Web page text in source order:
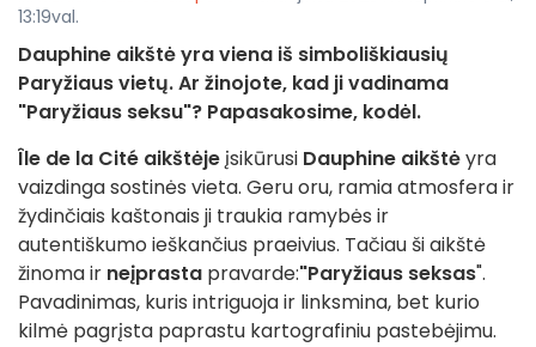
13:19val.
Dauphine aikštė yra viena iš simboliškiausių
Paryžiaus vietų. Ar žinojote, kad ji vadinama
"Paryžiaus seksu"? Papasakosime, kodėl.
Île de la Cité aikštėjeįsikūrusi Dauphine aikštėyra
vaizdinga sostinės vieta. Geru oru, ramia atmosfera ir
žydinčiais kaštonais ji traukia ramybės ir
autentiškumo ieškančius praeivius. Tačiau ši aikštė
žinoma ir neįprasta pravarde:"Paryžiaus seksas".
Pavadinimas, kuris intriguoja ir linksmina, bet kurio
kilmė pagrįsta paprastu kartografiniu pastebėjimu.